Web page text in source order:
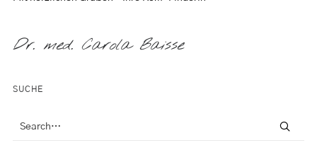
Dr. med. Carola Baisse
SUCHE